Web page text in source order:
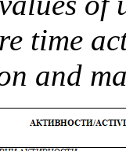
time
and